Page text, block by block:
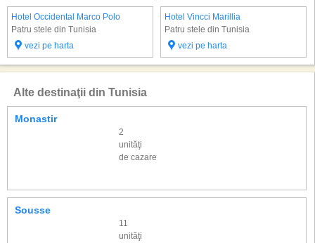
Hotel Occidental Marco Polo
Patru stele din Tunisia
vezi pe harta
Hotel Vincci Marillia
Patru stele din Tunisia
vezi pe harta
Alte destinaţii din Tunisia
Monastir
2
unităţi
de cazare
Sousse
11
unităţi